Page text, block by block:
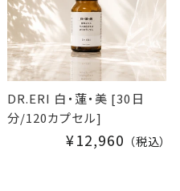
DR.ERI 白・蓮・美 [30日
分/120カプセル]
¥12,960 （税込）